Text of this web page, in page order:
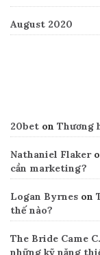
August 2020
20bet on Thương
Nathaniel Flaker
cần marketing?
Logan Byrnes on
thế nào?
The Bride Came